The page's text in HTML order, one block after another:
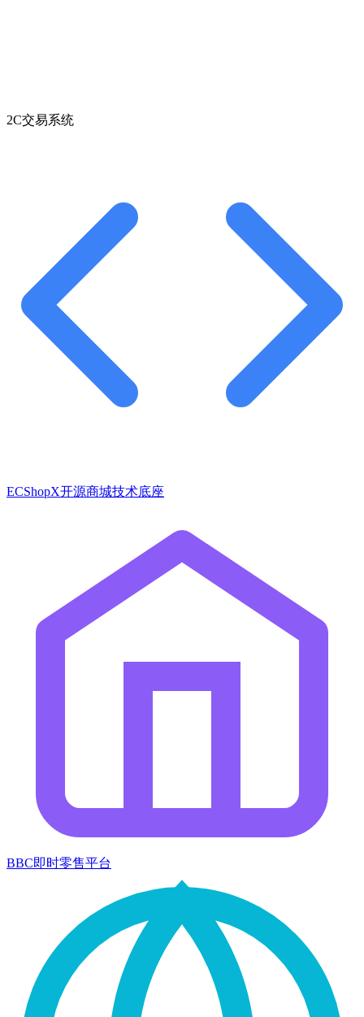
2C交易系统
ECShopX开源商城技术底座
BBC即时零售平台